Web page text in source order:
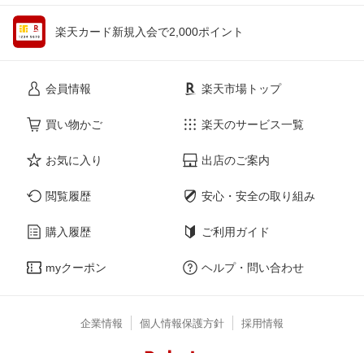
楽天カード新規入会で2,000ポイント
会員情報
買い物かご
お気に入り
閲覧履歴
購入履歴
myクーポン
楽天市場トップ
楽天のサービス一覧
出店のご案内
安心・安全の取り組み
ご利用ガイド
ヘルプ・問い合わせ
企業情報 個人情報保護方針 採用情報